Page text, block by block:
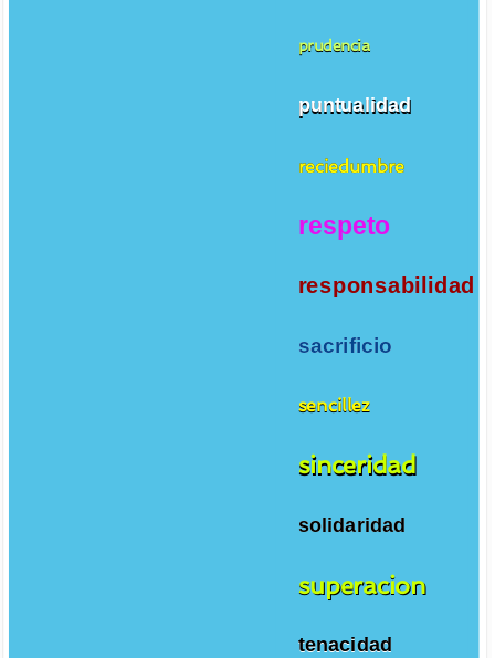
prudencia
puntualidad
reciedumbre
respeto
responsabilidad
sacrificio
sencillez
sinceridad
solidaridad
superacion
tenacidad